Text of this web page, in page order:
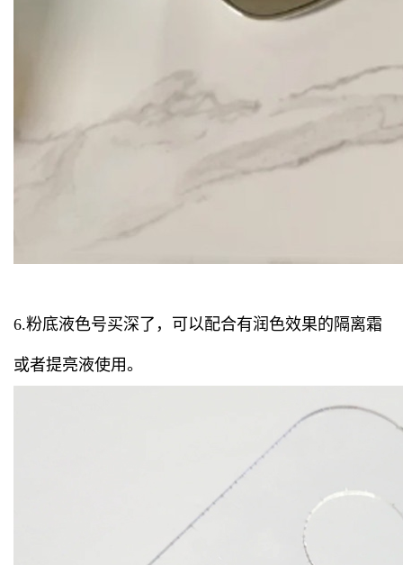
6.粉底液色号买深了，可以配合有润色效果的隔离霜
或者提亮液使用。